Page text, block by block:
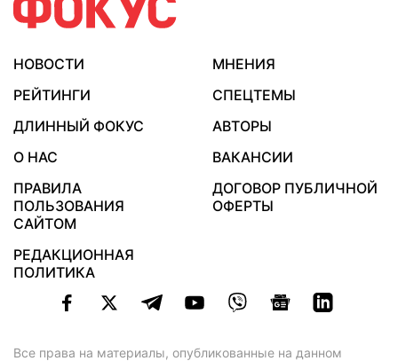
НОВОСТИ
МНЕНИЯ
РЕЙТИНГИ
СПЕЦТЕМЫ
ДЛИННЫЙ ФОКУС
АВТОРЫ
О НАС
ВАКАНСИИ
ПРАВИЛА
ПОЛЬЗОВАНИЯ
САЙТОМ
ДОГОВОР ПУБЛИЧНОЙ
ОФЕРТЫ
РЕДАКЦИОННАЯ
ПОЛИТИКА
Все права на материалы, опубликованные на данном